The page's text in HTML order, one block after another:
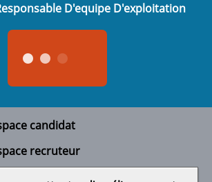
D'equipe D'exploitation
candidat
recruteur